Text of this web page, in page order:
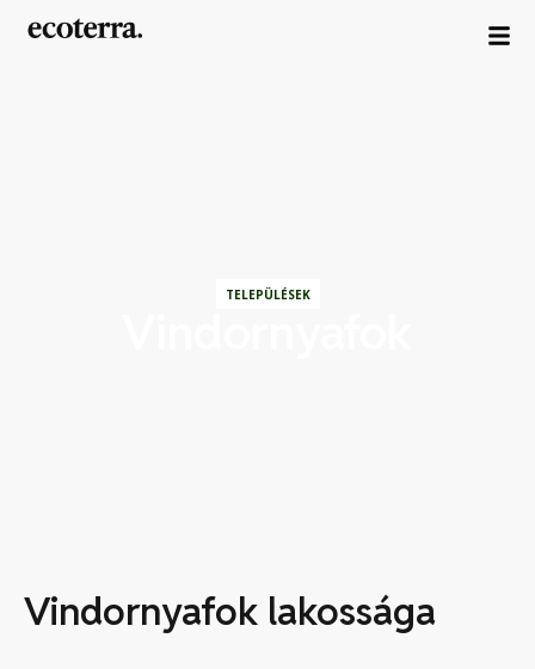
TELEPÜLÉSEK
Vindornyafok lakossága